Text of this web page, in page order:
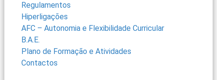
Regulamentos
Hiperligações
AFC – Autonomia e Flexibilidade Curricular
B.A.E.
Plano de Formação e Atividades
Contactos